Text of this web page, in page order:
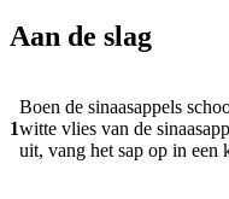
Aan de slag
1
Boen de sinaasappels
witte vlies van de
uit, vang het sap op in een